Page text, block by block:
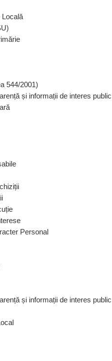
Locală
544/2001)
și informații de interes public
Personal
și informații de interes public